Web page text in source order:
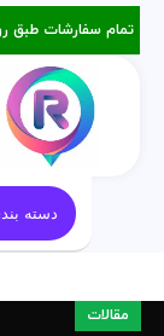
تمام سفارشات طبق روال عادی
دسته
مقالات